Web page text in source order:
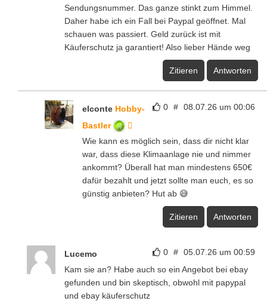
Sendungsnummer. Das ganze stinkt zum Himmel.
Daher habe ich ein Fall bei Paypal geöffnet. Mal
schauen was passiert. Geld zurück ist mit
Käuferschutz ja garantiert! Also lieber Hände weg
Zitieren Antworten
0 # 08.07.26 um 00:06
elconte Hobby-
Bastler
Wie kann es möglich sein, dass dir nicht klar
war, dass diese Klimaanlage nie und nimmer
ankommt? Überall hat man mindestens 650€
dafür bezahlt und jetzt sollte man euch, es so
günstig anbieten? Hut ab 😅
Zitieren Antworten
0 # 05.07.26 um 00:59
Lucemo
Kam sie an? Habe auch so ein Angebot bei ebay
gefunden und bin skeptisch, obwohl mit papypal
und ebay käuferschutz